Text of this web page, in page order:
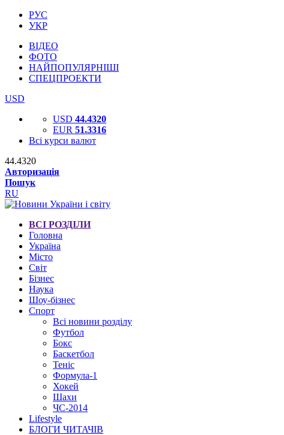
РУС
УКР
ВІДЕО
ФОТО
НАЙПОПУЛЯРНІШІ
СПЕЦПРОЕКТИ
USD
USD 44.4320
EUR 51.3316
Всі курси валют
44.4320
Авторизація
Пошук
RU
ВСІ РОЗДІЛИ
Головна
Україна
Місто
Світ
Бізнес
Наука
Шоу-бізнес
Спорт
Всі новини розділу
Футбол
Бокс
Баскетбол
Теніс
Формула-1
Хокей
Шахи
ЧС-2014
Lifestyle
БЛОГИ ЧИТАЧІВ